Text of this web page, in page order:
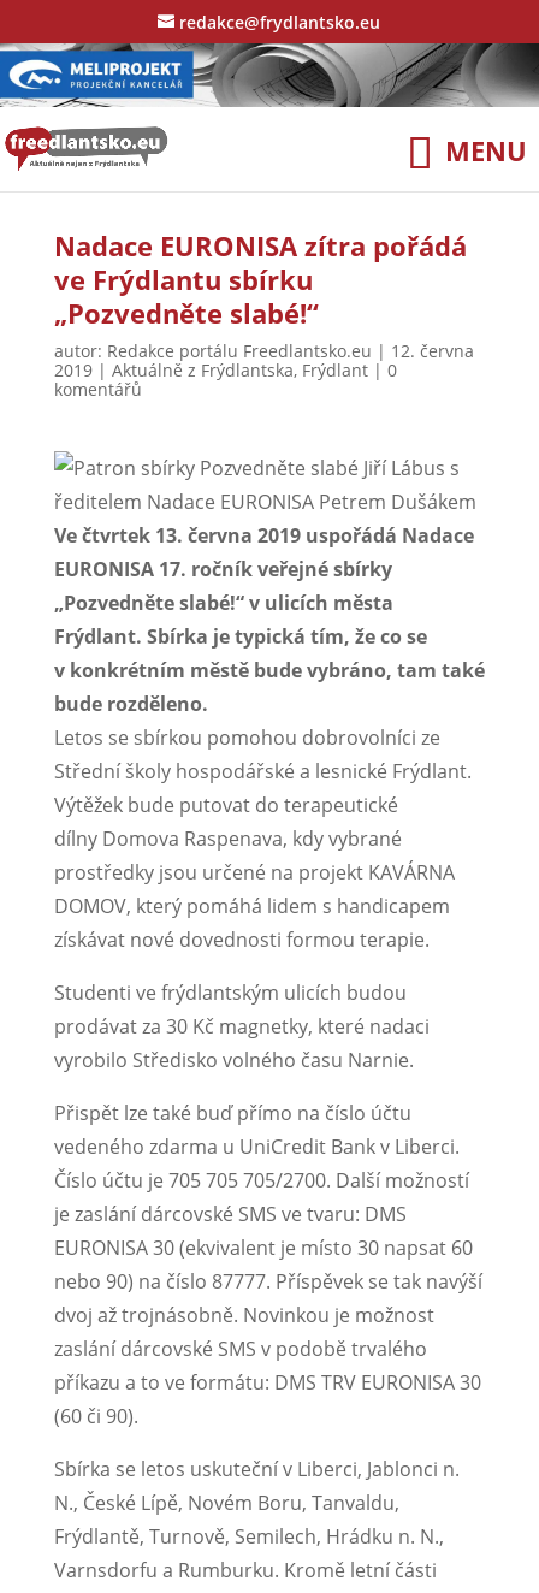
redakce@frydlantsko.eu
Nadace EURONISA zítra pořádá
ve Frýdlantu sbírku
„Pozvedněte slabé!“
autor: Redakce portálu Freedlantsko.eu | 12. června
2019| Aktuálně z Frýdlantska, Frýdlant| 0
komentářů
Ve čtvrtek 13. června 2019 uspořádá Nadace
EURONISA 17. ročník veřejné sbírky
„Pozvedněte slabé!“ v ulicích města
Frýdlant. Sbírka je typická tím, že co se
v konkrétním městě bude vybráno, tam také
bude rozděleno.
Letos se sbírkou pomohou dobrovolníci ze
Střední školy hospodářské a lesnické Frýdlant.
Výtěžek bude putovat do terapeutické
dílny Domova Raspenava, kdy vybrané
prostředky jsou určené na projekt KAVÁRNA
DOMOV, který pomáhá lidem s handicapem
získávat nové dovednosti formou terapie.
Studenti ve frýdlantským ulicích budou
prodávat za 30 Kč magnetky, které nadaci
vyrobilo Středisko volného času Narnie.
Přispět lze také buď přímo na číslo účtu
vedeného zdarma u UniCredit Bank v Liberci.
Číslo účtu je 705 705 705/2700. Další možností
je zaslání dárcovské SMS ve tvaru: DMS
EURONISA 30 (ekvivalent je místo 30 napsat 60
nebo 90) na číslo 87777. Příspěvek se tak navýší
dvoj až trojnásobně. Novinkou je možnost
zaslání dárcovské SMS v podobě trvalého
příkazu a to ve formátu: DMS TRV EURONISA 30
(60 či 90).
Sbírka se letos uskuteční v Liberci, Jablonci n.
N., České Lípě, Novém Boru, Tanvaldu,
Frýdlantě, Turnově, Semilech, Hrádku n. N.,
Varnsdorfu a Rumburku. Kromě letní části